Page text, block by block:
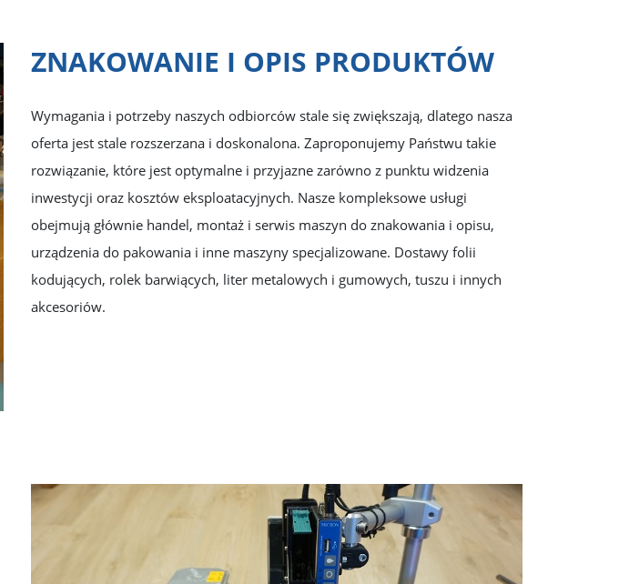
ZNAKOWANIE I OPIS PRODUKTÓW
Wymagania i potrzeby naszych odbiorców stale się zwiększają, dlatego nasza
oferta jest stale rozszerzana i doskonalona. Zaproponujemy Państwu takie
rozwiązanie, które jest optymalne i przyjazne zarówno z punktu widzenia
inwestycji oraz kosztów eksploatacyjnych. Nasze kompleksowe usługi
obejmują głównie handel, montaż i serwis maszyn do znakowania i opisu,
urządzenia do pakowania i inne maszyny specjalizowane. Dostawy folii
kodujących, rolek barwiących, liter metalowych i gumowych, tuszu i innych
akcesoriów.